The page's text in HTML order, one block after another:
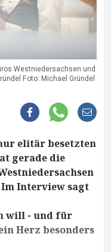
Westniedersachsen und
Foto: Michael Gründel
elitär besetzten
gerade die
Interview sagt
will - und für
Herz besonders